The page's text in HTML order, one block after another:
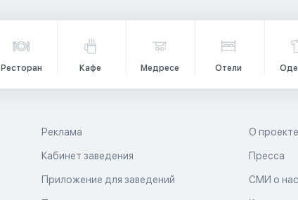
Ресторан Кафе Медресе Отели
Реклама
Кабинет заведения
Приложение для заведений
О проекте
Пресса
СМИ о нас